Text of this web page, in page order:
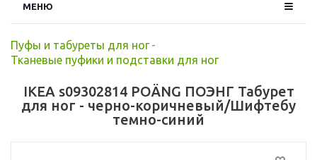
МЕНЮ
Пуфы и табуреты для ног -
Тканевые пуфики и подставки для ног
IKEA s09302814 POÄNG ПОЭНГ Табурет
для ног - черно-коричневый/Шифтебу
темно-синий